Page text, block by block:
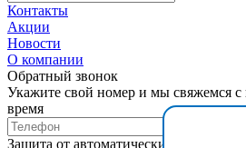
Контакты
Акции
Новости
О компании
Обратный звонок
Укажите свой номер и мы свяжемся
время
Защита от автоматических сообщений